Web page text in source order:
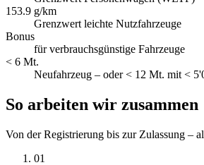
153.9 g/km
Grenzwert leichte Nutzfahrzeuge
Bonus
für verbrauchsgünstige Fahrzeuge
< 6 Mt.
Neufahrzeug – oder < 12 Mt. mit <
So arbeiten wir zusammen
Von der Registrierung bis zur Zulassung –
01